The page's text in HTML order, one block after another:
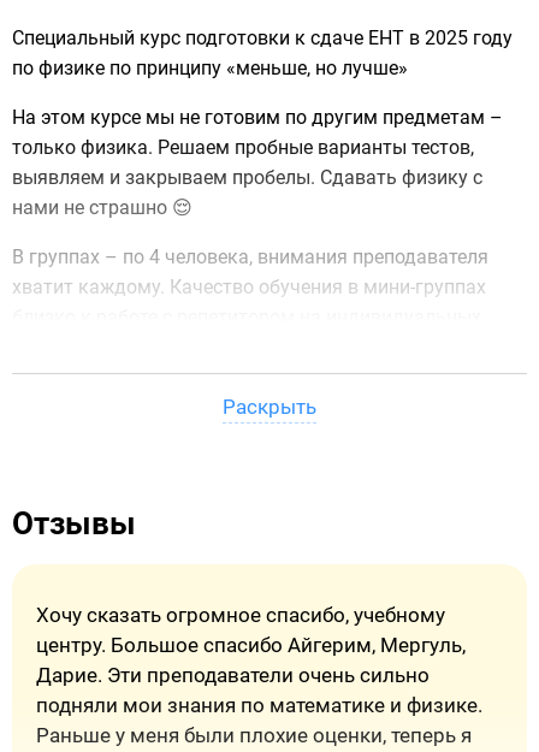
Специальный курс подготовки к сдаче ЕНТ в 2025 году
по физике по принципу «меньше, но лучше»
На этом курсе мы не готовим по другим предметам –
только физика. Решаем пробные варианты тестов,
выявляем и закрываем пробелы. Сдавать физику с
нами не страшно 😌
В группах – по 4 человека, внимания преподавателя
хватит каждому. Качество обучения в мини-группах
Чем раньше начинаете курс, тем больше шансов хорошо
сдать и больше сессий сдачи ЕНТ в запасе.
📚 Темы подготовки по физике ЕНТ
всю подготовку на главы и темы. Каждая из них
содержит объяснения, формулы и задачи для
тренировки.
Кинематика
Раскрыть
Отзывы
Хочу сказать огромное спасибо, учебному
центру. Большое спасибо Айгерим, Мергуль,
Дарие. Эти преподаватели очень сильно
подняли мои знания по математике и физике.
Раньше у меня были плохие оценки, теперь я